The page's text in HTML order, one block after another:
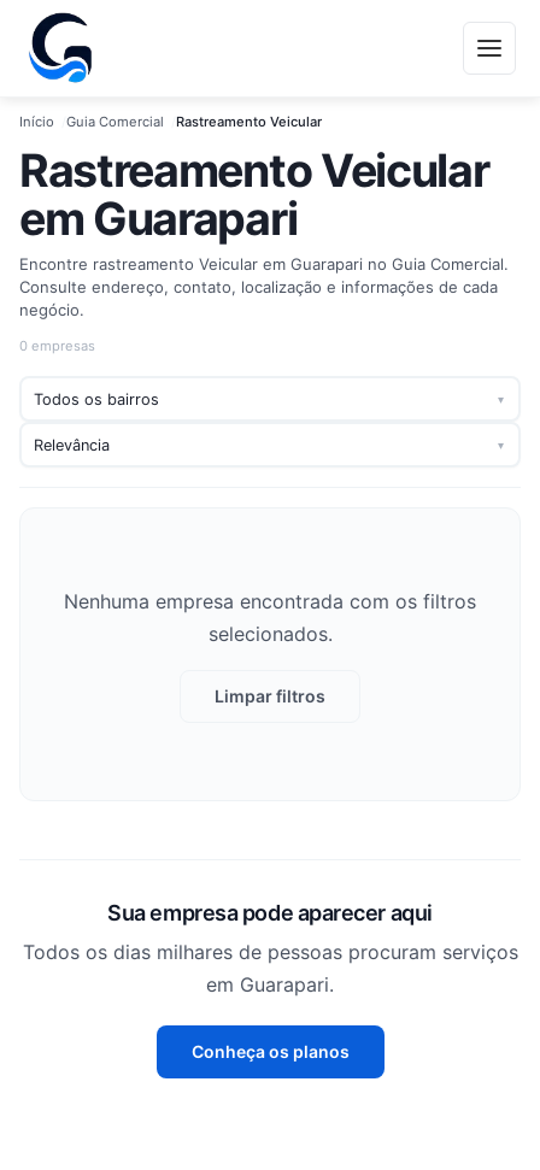
Início Guia Comercial Rastreamento Veicular
Rastreamento Veicular
em Guarapari
Encontre rastreamento Veicular em Guarapari no Guia Comercial.
Consulte endereço, contato, localização e informações de cada
negócio.
0 empresas
▾
▾
Nenhuma empresa encontrada com os filtros
selecionados.
Limpar filtros
Sua empresa pode aparecer aqui
Todos os dias milhares de pessoas procuram serviços
em Guarapari.
Conheça os planos